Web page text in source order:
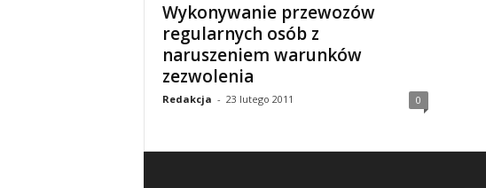
Wykonywanie przewozów
regularnych osób z
naruszeniem warunków
zezwolenia
Redakcja - 23 lutego 2011 0